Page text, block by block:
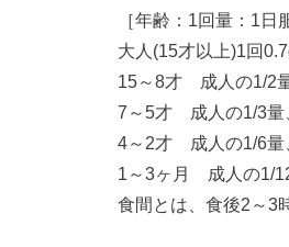
［年齢：1回量：1日
大人(15才以上)1回
15～8才 成人の1/2
7～5才 成人の1/3量
4～2才 成人の1/6量
1～3ヶ月 成人の1/
食間とは、食後2～3